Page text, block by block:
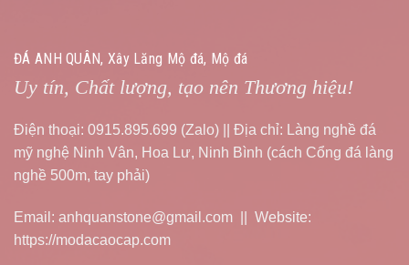
ĐÁ ANH QUÂN, Xây Lăng Mộ đá, Mộ đá
Uy tín, Chất lượng, tạo nên Thương hiệu!
Điện thoại: 0915.895.699 (Zalo) || Địa chỉ: Làng nghề đá
mỹ nghệ Ninh Vân, Hoa Lư, Ninh Bình (cách Cổng đá làng
nghề 500m, tay phải)
Email: anhquanstone@gmail.com || Website:
https://modacaocap.com